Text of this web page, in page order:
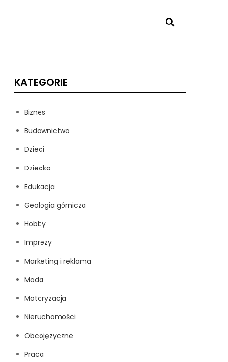
KATEGORIE
Biznes
Budownictwo
Dzieci
Dziecko
Edukacja
Geologia górnicza
Hobby
Imprezy
Marketing i reklama
Moda
Motoryzacja
Nieruchomości
Obcojęzyczne
Praca